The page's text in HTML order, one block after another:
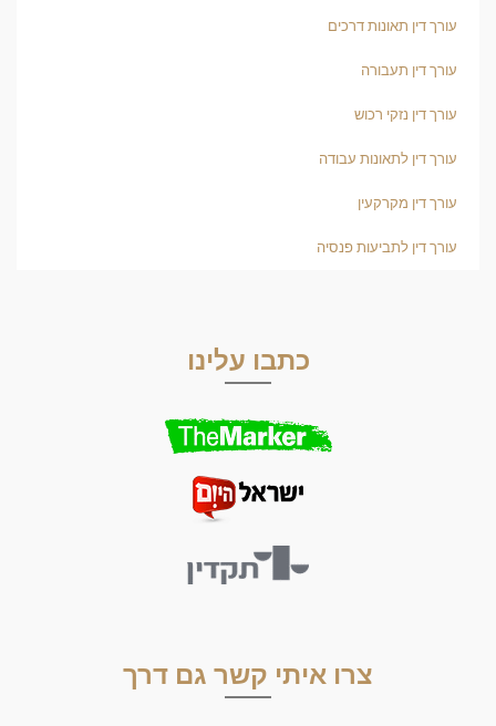
עורך דין תאונות דרכים
עורך דין תעבורה
עורך דין נזקי רכוש
עורך דין לתאונות עבודה
עורך דין מקרקעין
עורך דין לתביעות פנסיה
כתבו עלינו
צרו איתי קשר גם דרך